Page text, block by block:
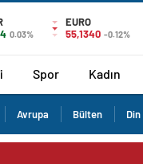
0.03%
EURO
55,1340 -0.12%
Spor Kadın
Avrupa Bülten Din